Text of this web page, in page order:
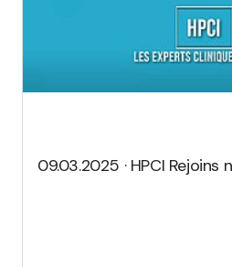
09.03.2025 · HPCI Rejoins